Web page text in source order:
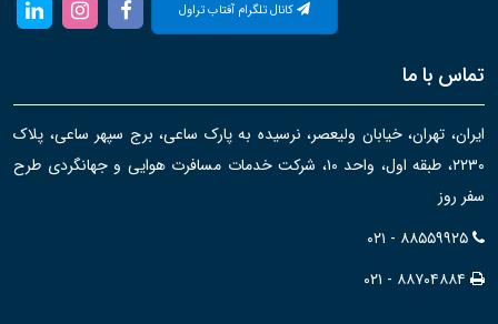
کانال تلگرام آفتاب تراول
تماس با ما
ایران، تهران، خیابان ولیعصر، نرسیده به پارک ساعی، برج سپهر ساعی، پلاک
۲۲۳۰، طبقه اول، واحد ۱۰، شرکت خدمات مسافرت هوایی و جهانگردی طرح
سفر روز
۰۲۱ - ۸۸۵۵۹۹۲۵
۰۲۱ - ۸۸۷۰۴۸۸۴